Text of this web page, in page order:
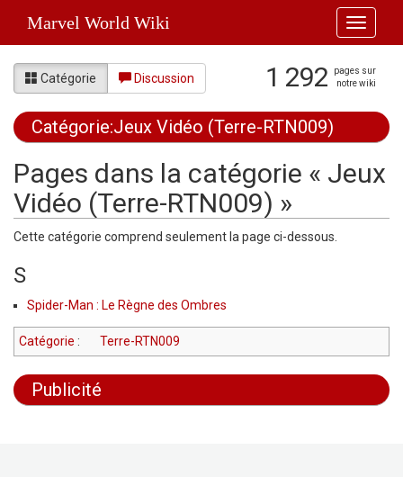
Toggle
Marvel World Wiki
Catégorie Discussion 1 292
pages sur
notre wiki
Catégorie:Jeux Vidéo (Terre-RTN009)
Pages dans la catégorie « Jeux
Vidéo (Terre-RTN009) »
Cette catégorie comprend seulement la page ci-dessous.
S
Spider-Man : Le Règne des Ombres
Catégorie : Terre-RTN009
Publicité